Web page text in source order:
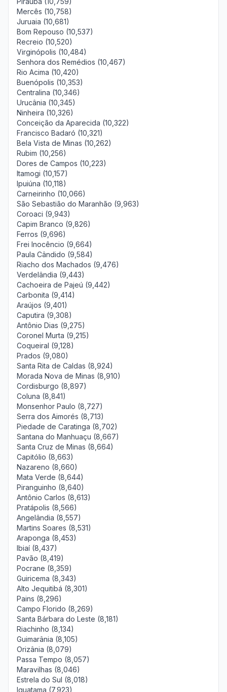
Mercês (10,758)
Juruaia (10,681)
Bom Repouso (10,537)
Recreio (10,520)
Virginópolis (10,484)
Senhora dos Remédios (10,467)
Rio Acima (10,420)
Buenópolis (10,353)
Centralina (10,346)
Urucânia (10,345)
Ninheira (10,326)
Conceição da Aparecida (10,322)
Francisco Badaró (10,321)
Bela Vista de Minas (10,262)
Rubim (10,256)
Dores de Campos (10,223)
Itamogi (10,157)
Ipuiúna (10,118)
Carneirinho (10,066)
São Sebastião do Maranhão (9,963)
Coroaci (9,943)
Capim Branco (9,826)
Ferros (9,696)
Frei Inocêncio (9,664)
Paula Cândido (9,584)
Riacho dos Machados (9,476)
Verdelândia (9,443)
Cachoeira de Pajeú (9,442)
Carbonita (9,414)
Araújos (9,401)
Caputira (9,308)
Antônio Dias (9,275)
Coronel Murta (9,215)
Coqueiral (9,128)
Prados (9,080)
Santa Rita de Caldas (8,924)
Morada Nova de Minas (8,910)
Cordisburgo (8,897)
Coluna (8,841)
Monsenhor Paulo (8,727)
Serra dos Aimorés (8,713)
Piedade de Caratinga (8,702)
Santana do Manhuaçu (8,667)
Santa Cruz de Minas (8,664)
Capitólio (8,663)
Nazareno (8,660)
Mata Verde (8,644)
Piranguinho (8,640)
Antônio Carlos (8,613)
Pratápolis (8,566)
Angelândia (8,557)
Martins Soares (8,531)
Araponga (8,453)
Ibiaí (8,437)
Pavão (8,419)
Pocrane (8,359)
Guiricema (8,343)
Alto Jequitibá (8,301)
Pains (8,296)
Campo Florido (8,269)
Santa Bárbara do Leste (8,181)
Riachinho (8,134)
Guimarânia (8,105)
Orizânia (8,079)
Passa Tempo (8,057)
Maravilhas (8,046)
Estrela do Sul (8,018)
Iguatama (7,923)